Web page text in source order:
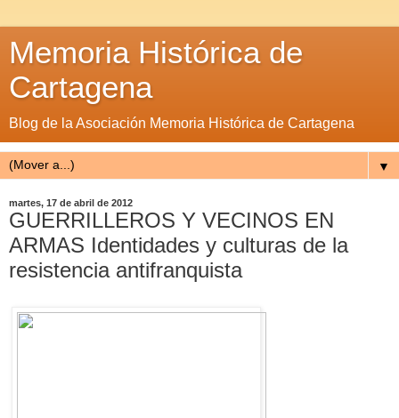
Memoria Histórica de
Cartagena
Blog de la Asociación Memoria Histórica de Cartagena
▼
martes, 17 de abril de 2012
GUERRILLEROS Y VECINOS EN
ARMAS Identidades y culturas de la
resistencia antifranquista